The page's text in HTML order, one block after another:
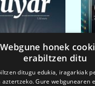
Webgune honek
erabiltzen ditu
ditugu edukia, iragarkiak
Gure webgunearen